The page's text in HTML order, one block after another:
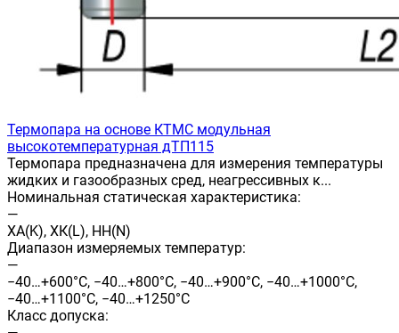
Термопара на основе КТМС модульная
высокотемпературная дТП115
Термопара предназначена для измерения температуры
жидких и газообразных сред, неагрессивных к...
Номинальная статическая характеристика:
—
ХА(K), ХК(L), НН(N)
Диапазон измеряемых температур:
—
−40…+600°C, −40…+800°C, −40…+900°C, −40…+1000°С,
−40…+1100°С, −40…+1250°С
Класс допуска: